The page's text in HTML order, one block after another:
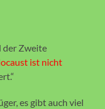
der Zweite
ist nicht
es gibt auch viel